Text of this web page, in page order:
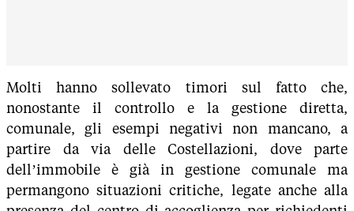
Molti hanno sollevato timori sul fatto che,
nonostante il controllo e la gestione diretta,
comunale, gli esempi negativi non mancano, a
partire da via delle Costellazioni, dove parte
dell’immobile è già in gestione comunale ma
permangono situazioni critiche, legate anche alla